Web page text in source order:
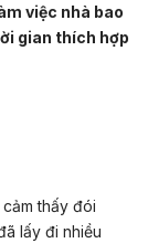
việc nhà bao
gian thích hợp
thấy đói
lấy đi nhiều